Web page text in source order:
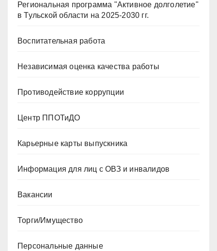
Региональная программа "Активное долголетие"
в Тульской области на 2025-2030 гг.
Воспитательная работа
Независимая оценка качества работы
Противодействие коррупции
Центр ППОТиДО
Карьерные карты выпускника
Информация для лиц с ОВЗ и инвалидов
Вакансии
Торги/Имущество
Персональные данные